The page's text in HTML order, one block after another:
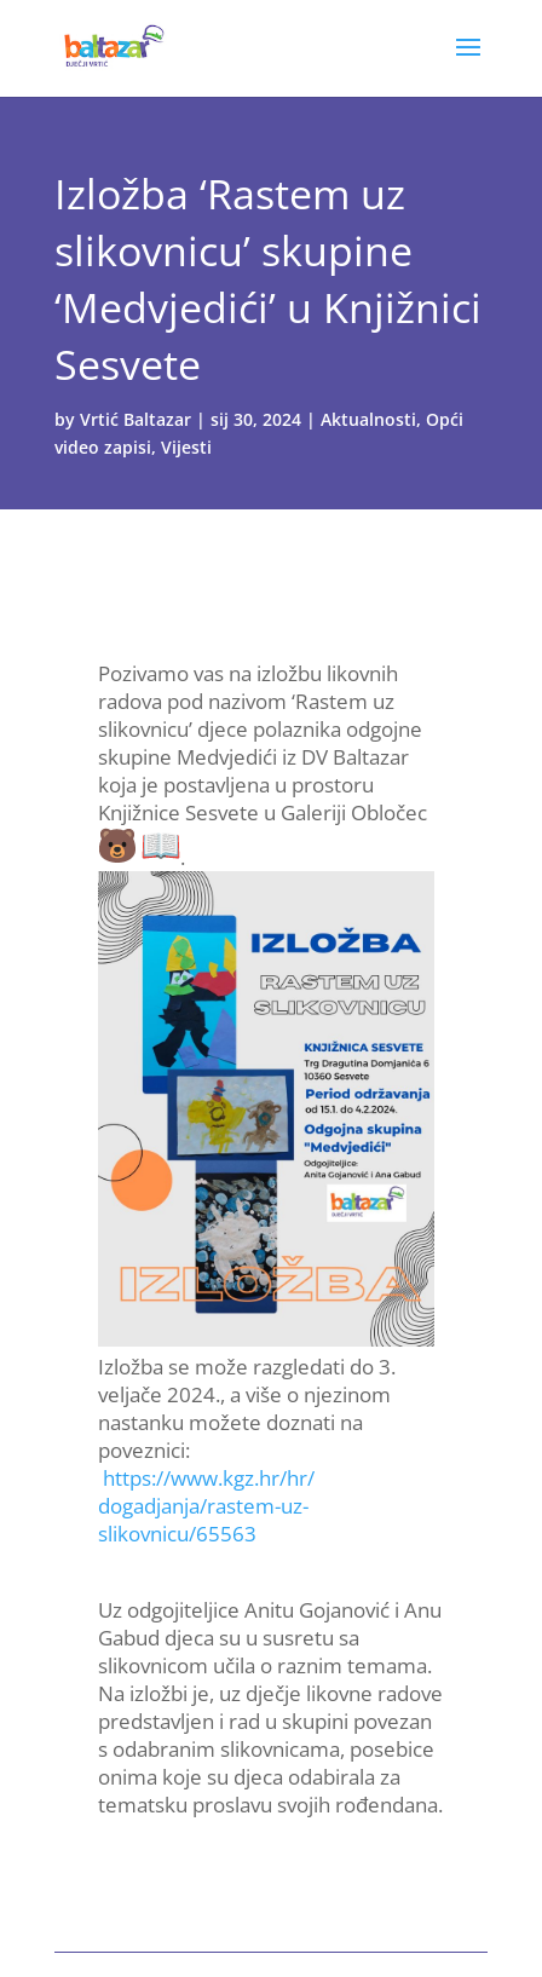
Izložba ‘Rastem uz
slikovnicu’ skupine
‘Medvjedići’ u Knjižnici
Sesvete
by Vrtić Baltazar| sij 30, 2024| Aktualnosti, Opći
video zapisi, Vijesti
Pozivamo vas na izložbu likovnih
radova pod nazivom ‘Rastem uz
slikovnicu’ djece polaznika odgojne
skupine Medvjedići iz DV Baltazar
koja je postavljena u prostoru
Knjižnice Sesvete u Galeriji Obločec
.
Izložba se može razgledati do 3.
veljače 2024., a više o njezinom
nastanku možete doznati na
poveznici:
https://www.kgz.hr/hr/
dogadjanja/rastem-uz-
slikovnicu/65563
Uz odgojiteljice Anitu Gojanović i Anu
Gabud djeca su u susretu sa
slikovnicom učila o raznim temama.
Na izložbi je, uz dječje likovne radove
predstavljen i rad u skupini povezan
s odabranim slikovnicama, posebice
onima koje su djeca odabirala za
tematsku proslavu svojih rođendana.